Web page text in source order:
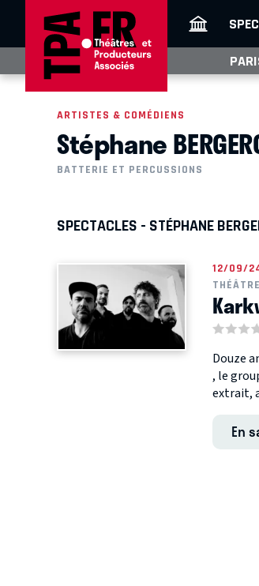
ARTISTES & COMÉDIENS
Stéphane
BATTERIE ET PERCUSSIONS
SPECTACLES - STÉPHANE
12/09/
Douze
, le
extrait,
En